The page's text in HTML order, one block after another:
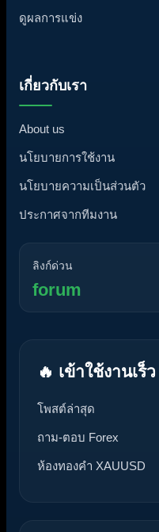
ดูผลการแข่ง
เกี่ยวกับเรา
About us
นโยบายการใช้งาน
นโยบายความเป็นส่วนตัว
ประกาศจากทีมงาน
ลิงก์ด่วน
forum
🔥 เข้าใช้งานเร็ว
โพสต์ล่าสุด
ถาม-ตอบ Forex
ห้องทองคำ XAUUSD